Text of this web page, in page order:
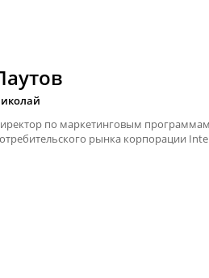
по маркетинговым
рынка корпорации